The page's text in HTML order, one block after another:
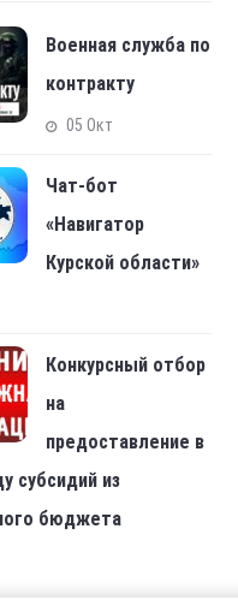
Военная служба по
контракту
05 Окт
Чат-бот
«Навигатор
Курской области»
Конкурсный отбор
на
предоставление в
субсидий из
бюджета